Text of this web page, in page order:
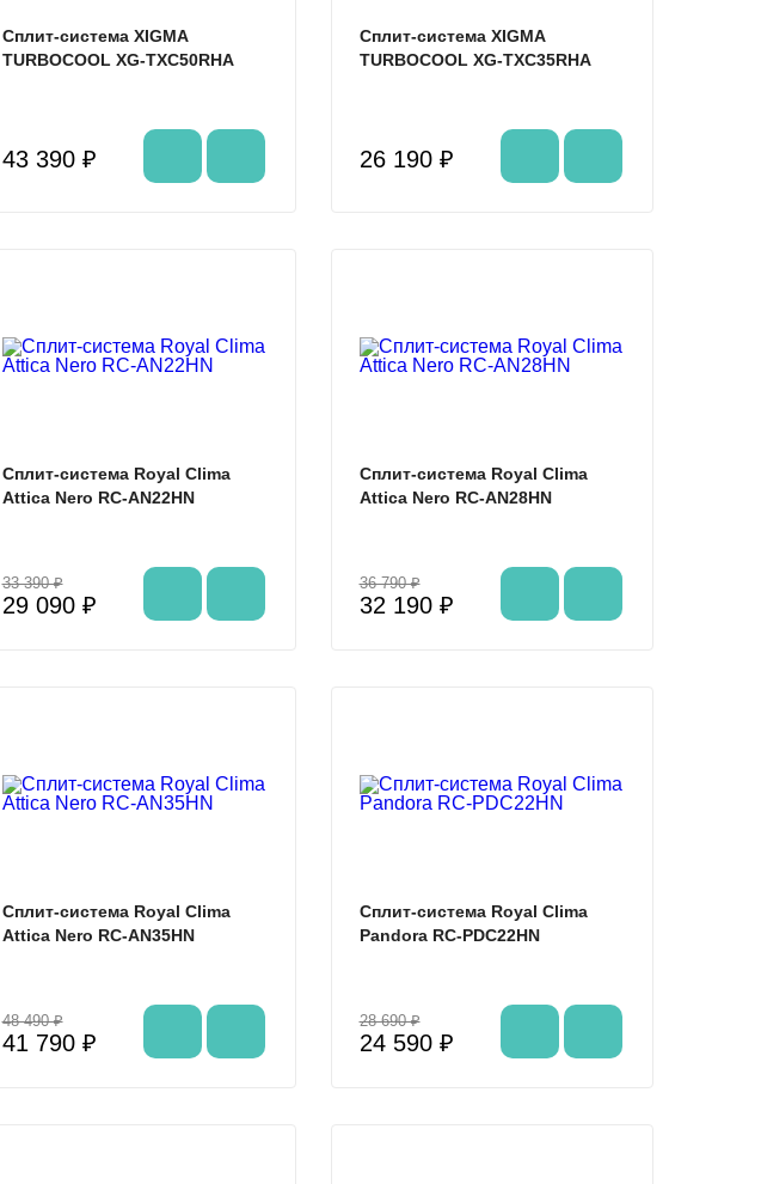
Сплит-система XIGMA
TURBOCOOL XG-TXC50RHA
43 390 ₽
Сплит-система XIGMA
TURBOCOOL XG-TXC35RHA
26 190 ₽
Сплит-система Royal Clima
Attica Nero RC-AN22HN
33 390 ₽
29 090 ₽
Сплит-система Royal Clima
Attica Nero RC-AN28HN
36 790 ₽
32 190 ₽
Сплит-система Royal Clima
Attica Nero RC-AN35HN
48 490 ₽
41 790 ₽
Сплит-система Royal Clima
Pandora RC-PDC22HN
28 690 ₽
24 590 ₽